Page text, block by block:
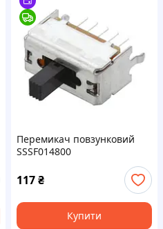
Перемикач повзунковий
SSSF014800
117₴
Купити